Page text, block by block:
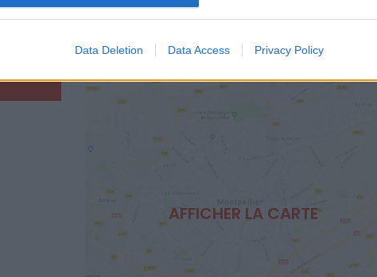
Data Deletion Data Access Privacy Policy
AFFICHER LA CARTE